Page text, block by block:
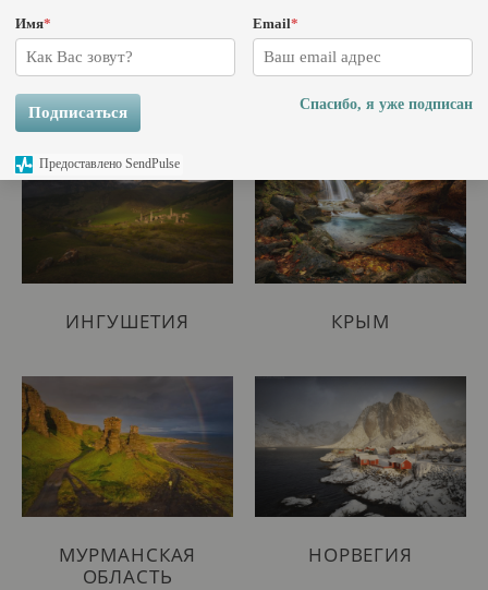
АЛТАЙ
ИНГУШЕТИЯ КРЫМ
МУРМАНСКАЯ
ОБЛАСТЬ
НОРВЕГИЯ
Имя* Email*
Подписаться Спасибо, я уже подписан
Предоставлено SendPulse